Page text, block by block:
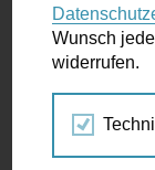
Wunschbox
der Ampel ...
20.
FEB
2017
Wunsch
widerrufen.